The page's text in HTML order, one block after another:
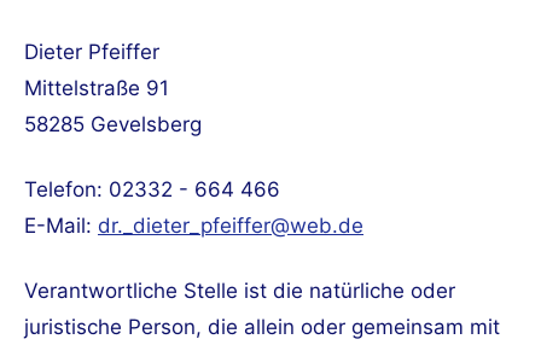
Dieter Pfeiffer
Mittelstraße 91
58285 Gevelsberg
Telefon: 02332 - 664 466
E-Mail: dr._dieter_pfeiffer@web.de
Verantwortliche Stelle ist die natürliche oder
juristische Person, die allein oder gemeinsam mit